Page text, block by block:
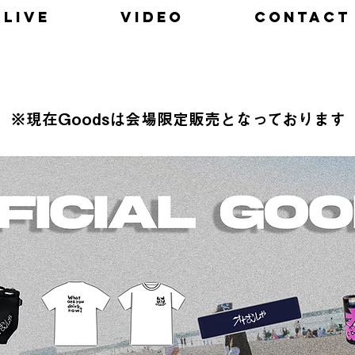
LIVE VIDEO CONTACT
※現在Goodsは会場限定販売となっております